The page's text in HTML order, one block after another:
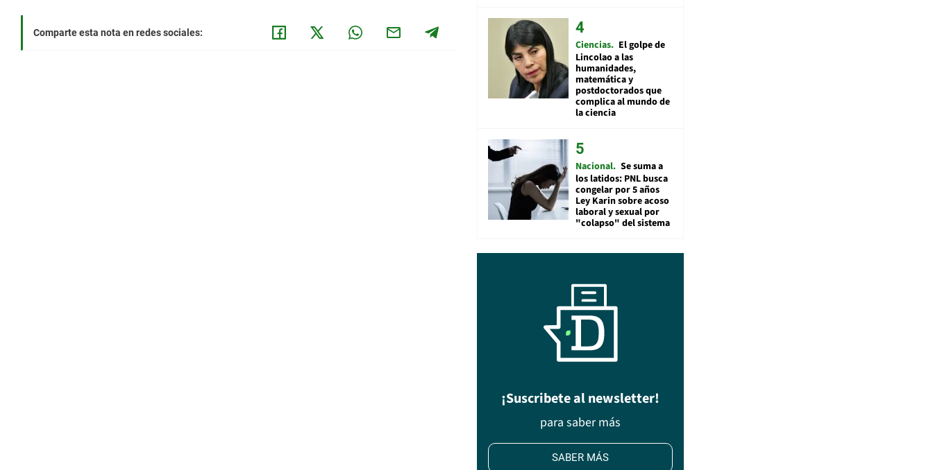
Comparte esta nota en redes sociales:
Ciencias El golpe de
Lincolao a las
humanidades,
matemática y
postdoctorados que
complica al mundo de
la ciencia
Nacional Se suma a
los latidos: PNL busca
congelar por 5 años
Ley Karin sobre acoso
laboral y sexual por
"colapso" del sistema
¡Suscribete al newsletter!
para saber más
SABER MÁS